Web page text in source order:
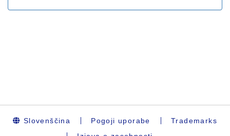
Slovenščina Pogoji uporabe
Trademarks